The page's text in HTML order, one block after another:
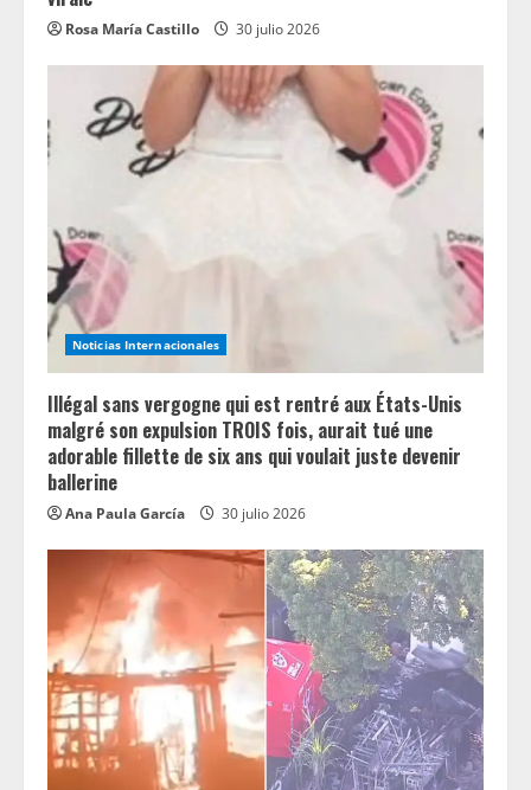
Rosa María Castillo 30 julio 2026
Noticias Internacionales
Illégal sans vergogne qui est rentré aux États-Unis
malgré son expulsion TROIS fois, aurait tué une
adorable fillette de six ans qui voulait juste devenir
ballerine
Ana Paula García 30 julio 2026